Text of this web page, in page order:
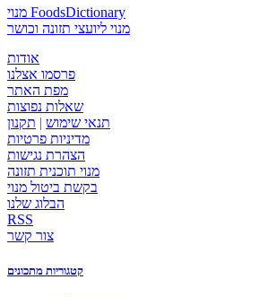
מנוי FoodsDictionary
מנוי ליועצי תזונה וכושר
אודות
פרסמו אצלנו
מפת האתר
שאלות נפוצות
תנאי שימוש | תקנון
מדיניות פרטיות
הצהרת נגישות
מנוי תוכנית תזונה
בקשת ביטול מנוי
הבלוג שלנו
RSS
צור קשר
קטגוריות מתכונים